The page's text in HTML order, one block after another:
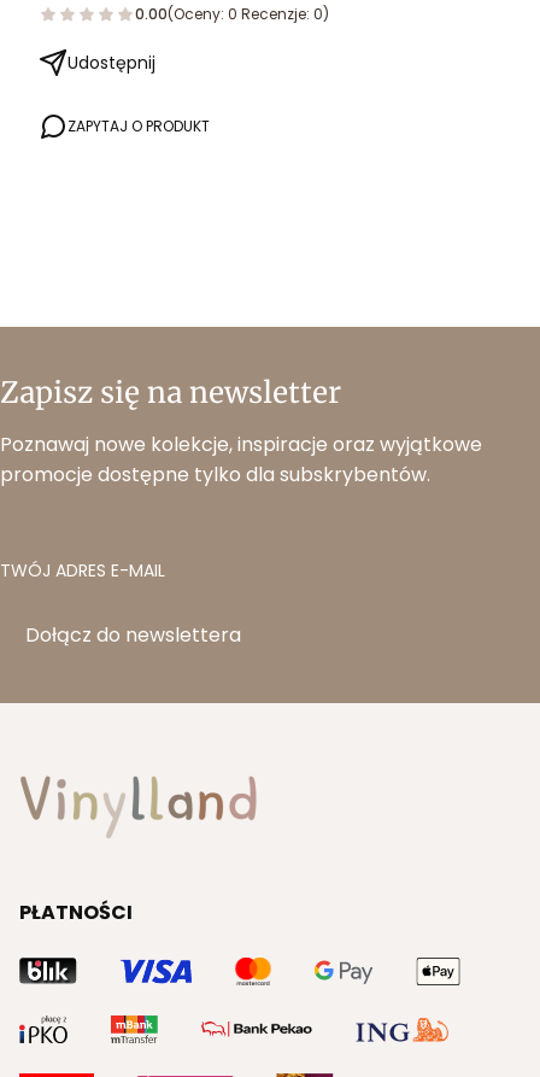
0.00(Oceny: 0 Recenzje: 0)
Udostępnij
ZAPYTAJ O PRODUKT
Zapisz się na newsletter
Poznawaj nowe kolekcje, inspiracje oraz wyjątkowe
promocje dostępne tylko dla subskrybentów.
TWÓJ ADRES E-MAIL
Dołącz do newslettera
PŁATNOŚCI